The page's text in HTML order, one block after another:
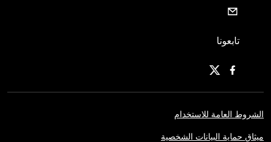
تابعونا
الشروط العامة للاستخدام
ميثاق حماية البيانات الشخصية